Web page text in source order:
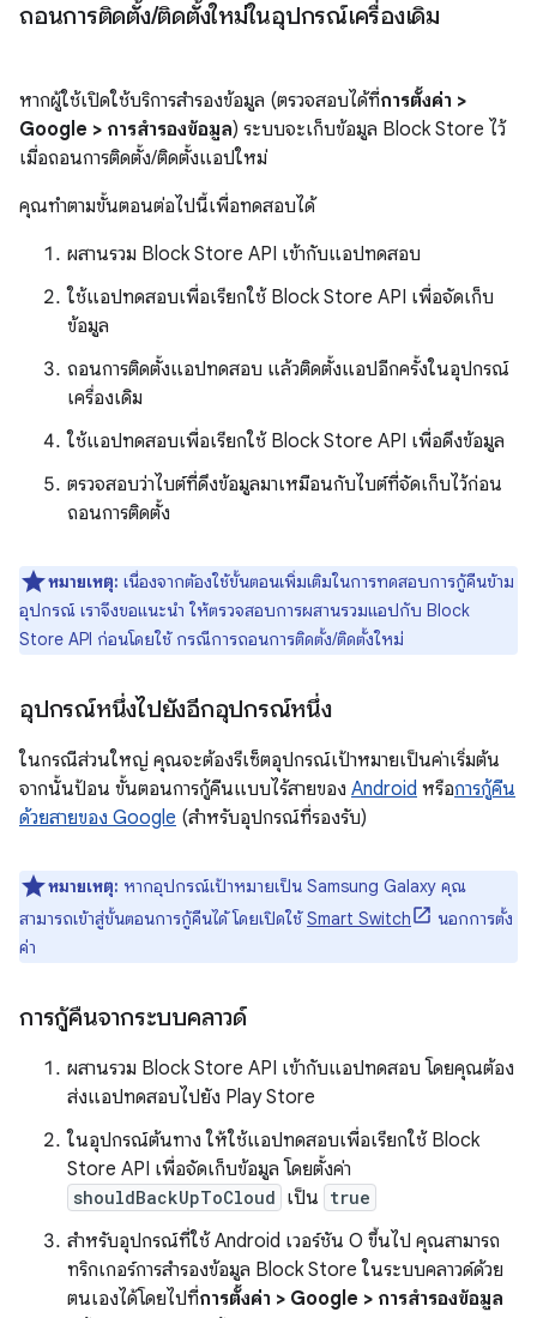
ถอนการติดตั้ง/ติดตั้งใหม่ในอุปกรณ์เครื่องเดิม
หากผู้ใช้เปิดใช้บริการสำรองข้อมูล (ตรวจสอบได้ที่การตั้งค่า >
Google > การสำรองข้อมูล) ระบบจะเก็บข้อมูล Block Store ไว้
เมื่อถอนการติดตั้ง/ติดตั้งแอปใหม่
คุณทำตามขั้นตอนต่อไปนี้เพื่อทดสอบได้
ผสานรวม Block Store API เข้ากับแอปทดสอบ
ใช้แอปทดสอบเพื่อเรียกใช้ Block Store API เพื่อจัดเก็บ
ข้อมูล
ถอนการติดตั้งแอปทดสอบ แล้วติดตั้งแอปอีกครั้งในอุปกรณ์
เครื่องเดิม
ใช้แอปทดสอบเพื่อเรียกใช้ Block Store API เพื่อดึงข้อมูล
ตรวจสอบว่าไบต์ที่ดึงข้อมูลมาเหมือนกับไบต์ที่จัดเก็บไว้ก่อน
ถอนการติดตั้ง
หมายเหตุ: เนื่องจากต้องใช้ขั้นตอนเพิ่มเติมในการทดสอบการกู้คืนข้าม
อุปกรณ์ เราจึงขอแนะนำ ให้ตรวจสอบการผสานรวมแอปกับ Block
Store API ก่อนโดยใช้ กรณีการถอนการติดตั้ง/ติดตั้งใหม่
อุปกรณ์หนึ่งไปยังอีกอุปกรณ์หนึ่ง
ในกรณีส่วนใหญ่ คุณจะต้องรีเซ็ตอุปกรณ์เป้าหมายเป็นค่าเริ่มต้น
จากนั้นป้อน ขั้นตอนการกู้คืนแบบไร้สายของ Android หรือการกู้คืน
ด้วยสายของ Google (สำหรับอุปกรณ์ที่รองรับ)
หมายเหตุ: หากอุปกรณ์เป้าหมายเป็น Samsung Galaxy คุณ
สามารถเข้าสู่ขั้นตอนการกู้คืนได้ โดยเปิดใช้Smart Switch
นอกการตั้ง
ค่า
การกู้คืนจากระบบคลาวด์
ผสานรวม Block Store API เข้ากับแอปทดสอบ โดยคุณต้อง
ส่งแอปทดสอบไปยัง Play Store
ในอุปกรณ์ต้นทาง ให้ใช้แอปทดสอบเพื่อเรียกใช้ Block
Store API เพื่อจัดเก็บข้อมูล โดยตั้งค่า
shouldBackUpToCloud เป็น true
สำหรับอุปกรณ์ที่ใช้ Android เวอร์ชัน O ขึ้นไป คุณสามารถ
ทริกเกอร์การสำรองข้อมูล Block Store ในระบบคลาวด์ด้วย
ตนเองได้โดยไปที่การตั้งค่า > Google > การสำรองข้อมูล